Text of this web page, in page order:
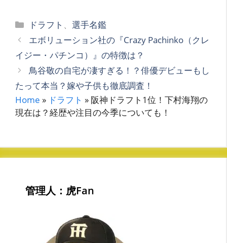
カ
テ
リ
ー
ドラフト 、選手名鑑
エボリューション社の『Crazy Pachinko（クレ
イジー・パチンコ）』の特徴は？
鳥谷敬の自宅が凄すぎる！？俳優デビューもし
たって本当？嫁や子供も徹底調査！
Home » ドラフト » 阪神ドラフト1位！下村海翔の
現在は？経歴や注目の今季についても！
管理人：虎Fan